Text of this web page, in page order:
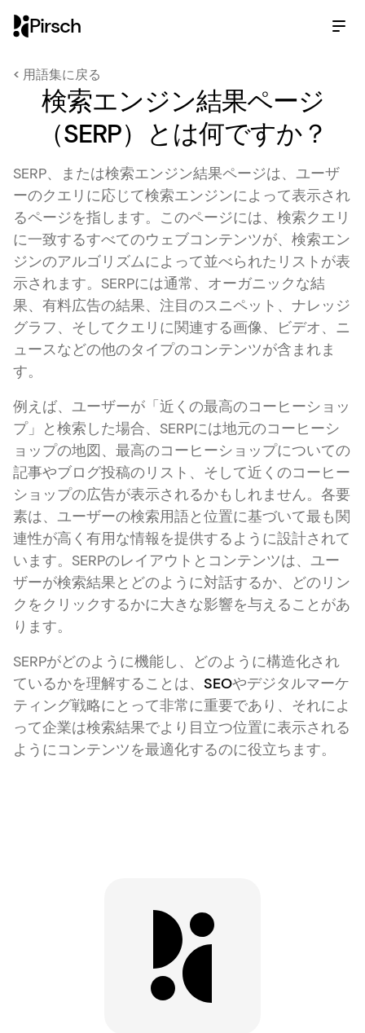
Pirsch
< 用語集に戻る
検索エンジン結果ページ
（SERP）とは何ですか？
SERP、または検索エンジン結果ページは、ユーザ
ーのクエリに応じて検索エンジンによって表示され
るページを指します。このページには、検索クエリ
に一致するすべてのウェブコンテンツが、検索エン
ジンのアルゴリズムによって並べられたリストが表
示されます。SERPには通常、オーガニックな結
果、有料広告の結果、注目のスニペット、ナレッジ
グラフ、そしてクエリに関連する画像、ビデオ、ニ
ュースなどの他のタイプのコンテンツが含まれま
す。
例えば、ユーザーが「近くの最高のコーヒーショッ
プ」と検索した場合、SERPには地元のコーヒーシ
ョップの地図、最高のコーヒーショップについての
記事やブログ投稿のリスト、そして近くのコーヒー
ショップの広告が表示されるかもしれません。各要
素は、ユーザーの検索用語と位置に基づいて最も関
連性が高く有用な情報を提供するように設計されて
います。SERPのレイアウトとコンテンツは、ユー
ザーが検索結果とどのように対話するか、どのリン
クをクリックするかに大きな影響を与えることがあ
ります。
SERPがどのように機能し、どのように構造化され
ているかを理解することは、 SEOやデジタルマーケ
ティング戦略にとって非常に重要であり、それによ
って企業は検索結果でより目立つ位置に表示される
ようにコンテンツを最適化するのに役立ちます。